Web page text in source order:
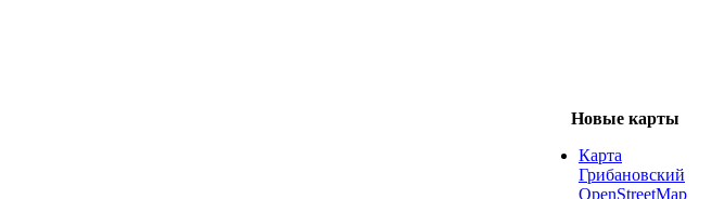
Новые карты
Карта
Грибановский
OpenStreetMap